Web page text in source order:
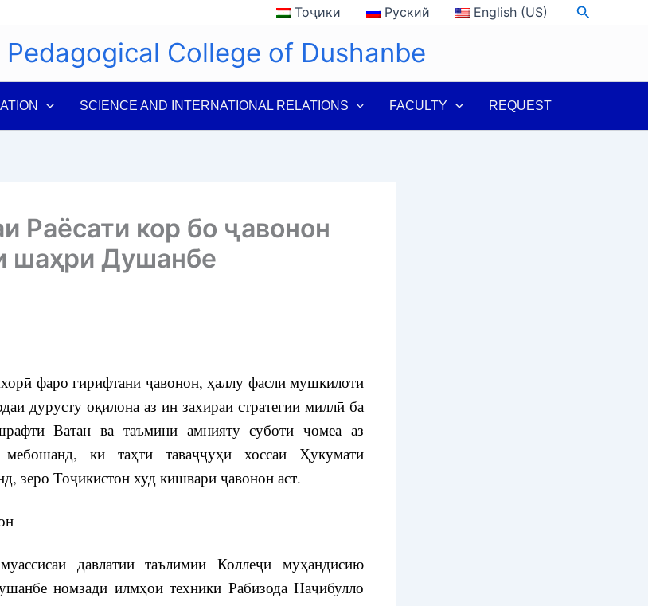
Тоҷики Руский English (US) Search
College of Dushanbe
SCIENCE AND INTERNATIONAL RELATIONS FACULTY REQUEST
Раёсати кор бо ҷавонон
шаҳри Душанбе
фаро гирифтани ҷавонон, ҳаллу фасли мушкилоти
дурусту оқилона аз ин захираи стратегии миллӣ ба
Ватан ва таъмини амнияту суботи ҷомеа аз
мебошанд, ки таҳти таваҷҷуҳи хоссаи Ҳукумати
зеро Тоҷикистон худ кишвари ҷавонон аст.
давлатии таълимии Коллеҷи муҳандисию
номзади илмҳои техникӣ Рабизода Наҷибулло